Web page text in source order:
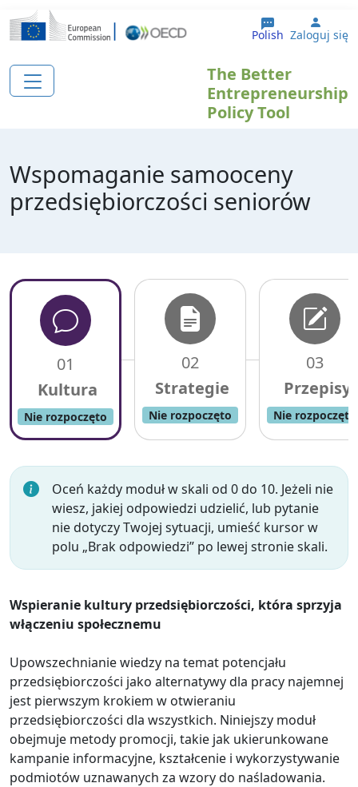
Przejdź do treści
Polish User
Zaloguj się
The Better
Entrepreneurship
Policy Tool
Wspomaganie samooceny
przedsiębiorczości seniorów
01
Nie rozpoczęto
02
Nie rozpoczęto
03
Nie rozpoczęto
Oceń każdy moduł w skali od 0 do 10. Jeżeli nie
wiesz, jakiej odpowiedzi udzielić, lub pytanie
nie dotyczy Twojej sytuacji, umieść kursor w
polu „Brak odpowiedzi” po lewej stronie skali.
Wspieranie kultury przedsiębiorczości, która sprzyja
włączeniu społecznemu
Upowszechnianie wiedzy na temat potencjału
przedsiębiorczości jako alternatywy dla pracy najemnej
jest pierwszym krokiem w otwieraniu
przedsiębiorczości dla wszystkich. Niniejszy moduł
obejmuje metody promocji, takie jak ukierunkowane
kampanie informacyjne, kształcenie i wykorzystywanie
podmiotów uznawanych za wzory do naśladowania.